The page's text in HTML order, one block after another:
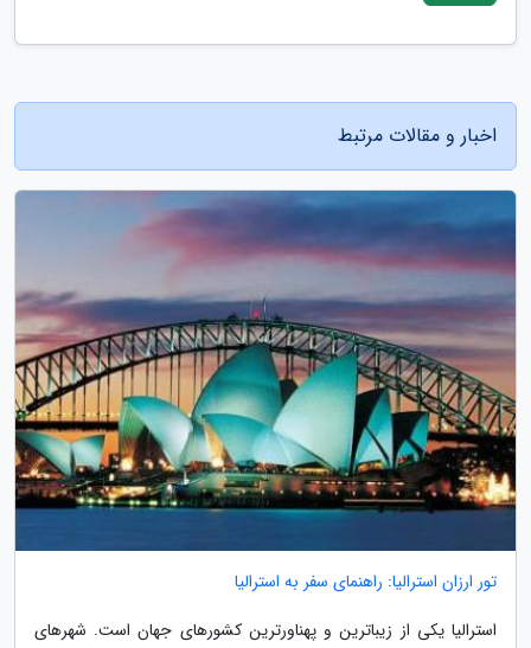
اخبار و مقالات مرتبط
تور ارزان استرالیا: راهنمای سفر به استرالیا
استرالیا یکی از زیباترین و پهناورترین کشورهای جهان است. شهرهای